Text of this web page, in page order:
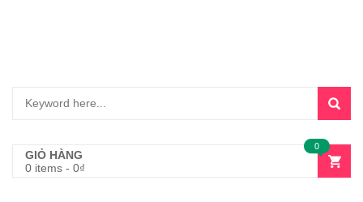
GIỎ HÀNG
0 items - 0₫
0